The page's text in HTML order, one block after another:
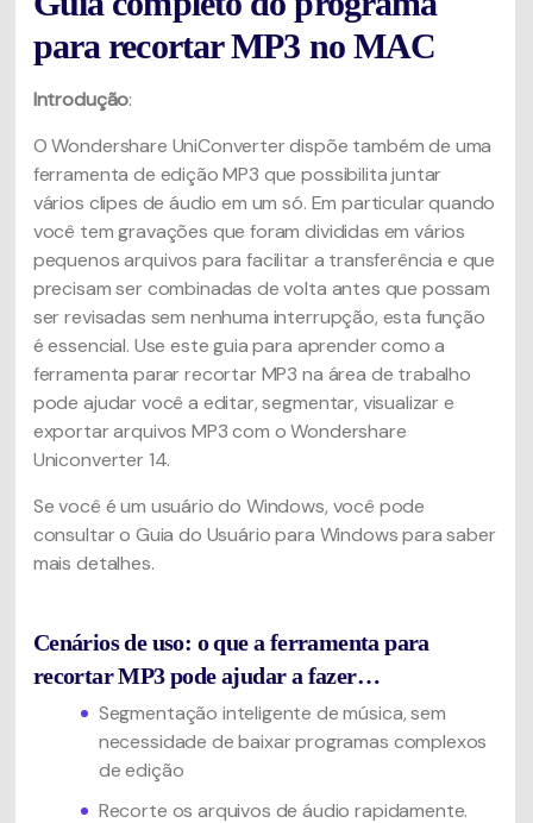
para recortar MP3 no MAC
Introdução:
O Wondershare UniConverter dispõe também de uma
ferramenta de edição MP3 que possibilita juntar
vários clipes de áudio em um só. Em particular quando
você tem gravações que foram divididas em vários
pequenos arquivos para facilitar a transferência e que
precisam ser combinadas de volta antes que possam
ser revisadas sem nenhuma interrupção, esta função
é essencial. Use este guia para aprender como a
ferramenta parar recortar MP3 na área de trabalho
pode ajudar você a editar, segmentar, visualizar e
exportar arquivos MP3 com o Wondershare
Uniconverter 14.
Se você é um usuário do Windows, você pode
consultar o Guia do Usuário para Windows para saber
mais detalhes.
Cenários de uso: o que a ferramenta para
recortar MP3 pode ajudar a fazer…
Segmentação inteligente de música, sem
necessidade de baixar programas complexos
de edição
Recorte os arquivos de áudio rapidamente.